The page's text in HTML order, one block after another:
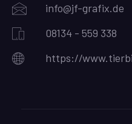
info@jf-grafix.de
08134 - 559 338
https://